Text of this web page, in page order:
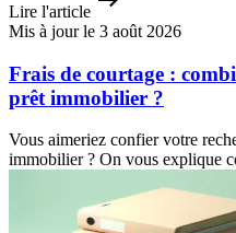
Lire l'article
Mis à jour le 3 août 2026
Frais de courtage :
prêt immobilier ?
Vous aimeriez confier votre
immobilier ? On vous explique